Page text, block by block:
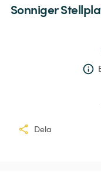
Sonniger
Dela